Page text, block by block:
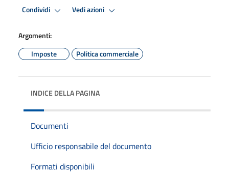
Condividi Vedi azioni
Argomenti:
Imposte
Politica commerciale
INDICE DELLA PAGINA
Documenti
Ufficio responsabile del documento
Formati disponibili